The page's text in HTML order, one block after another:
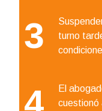
3
turno
El
cuestionó